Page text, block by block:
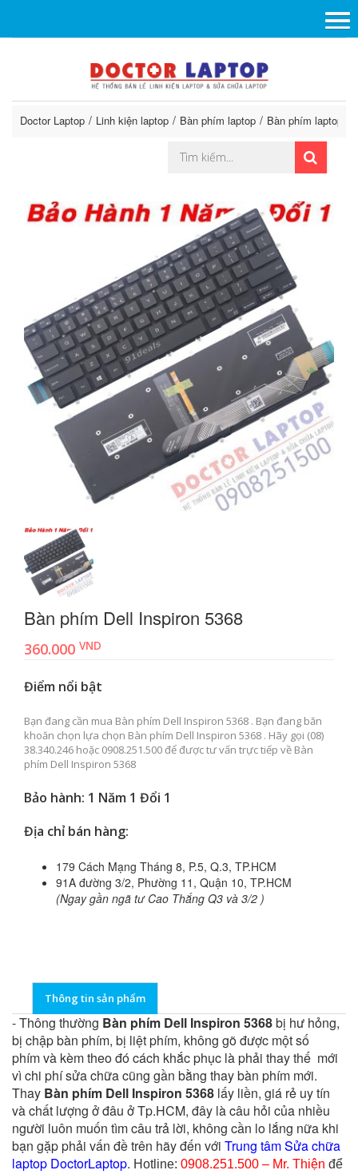
Doctor Laptop Linh kiện laptop Bàn phím laptop Bàn phím laptop
Bàn phím Dell Inspiron 5368
360.000 VND
Điểm nổi bật
Bạn đang cần mua Bàn phím Dell Inspiron 5368 . Bạn đang băn
khoăn chọn lựa chọn Bàn phím Dell Inspiron 5368 . Hãy gọi (08)
38.340.246 hoặc 0908.251.500 để được tư vấn trực tiếp về Bàn
phím Dell Inspiron 5368
Bảo hành: 1 Năm 1 Đổi 1
Địa chỉ bán hàng:
179 Cách Mạng Tháng 8, P.5, Q.3, TP.HCM
91A đường 3/2, Phường 11, Quận 10, TP.HCM
(Ngay gần ngã tư Cao Thắng Q3 và 3/2 )
Thông tin sản phẩm
- Thông thường Bàn phím Dell Inspiron 5368bị hư hỏng,
bị chập bàn phím, bị liệt phím, không gõ được một số
phím và kèm theo đó cách khắc phục là phải thay thế mới
vì chi phí sửa chữa cũng gần bằng thay bàn phím mới.
Thay Bàn phím Dell Inspiron 5368 lấy liền, giá rẻ uy tín
và chất lượng ở đâu ở Tp.HCM, đây là câu hỏi của nhiều
người luôn muốn tìm câu trả lời, không cần lo lắng nữa khi
bạn gặp phải vấn đề trên hãy đến với Trung tâm Sửa chữa
laptop DoctorLaptop. Hotline: 0908.251.500 – Mr. Thiện để